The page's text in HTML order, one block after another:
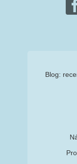
Blog: